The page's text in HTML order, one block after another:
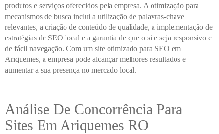
produtos e serviços oferecidos pela empresa. A otimização para
mecanismos de busca inclui a utilização de palavras-chave
relevantes, a criação de conteúdo de qualidade, a implementação de
estratégias de SEO local e a garantia de que o site seja responsivo e
de fácil navegação. Com um site otimizado para SEO em
Ariquemes, a empresa pode alcançar melhores resultados e
aumentar a sua presença no mercado local.
Análise De Concorrência Para
Sites Em Ariquemes RO